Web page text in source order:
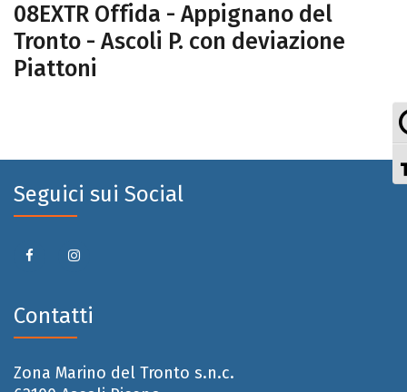
08EXTR Offida - Appignano del
Tronto - Ascoli P. con deviazione
Piattoni
Seguici sui Social
Contatti
Zona Marino del Tronto s.n.c.